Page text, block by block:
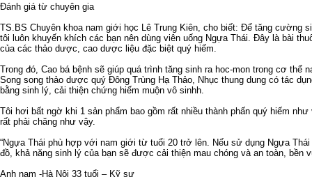
Đánh giá từ chuyên gia
TS.BS Chuyên khoa nam giới học Lê Trung Kiên, cho biết: Để tăng cường
tôi luôn khuyến khích các bạn nên dùng viên uống Ngựa Thái. Đây là bài
của các thảo dược, cao dược liệu đặc biệt quý hiếm.
Trong đó, Cao bá bệnh sẽ giúp quá trình tăng sinh ra hoc-mon trong cơ thể
Song song thảo dược quý Đông Trùng Hạ Thảo, Nhục thung dung có tác
bằng sinh lý, cải thiện chứng hiếm muộn vô sinhh.
Tôi hơi bất ngờ khi 1 sản phẩm bao gồm rất nhiều thành phấn quý hiếm
rất phải chăng như vậy.
“Ngựa Thái phù hợp với nam giới từ tuổi 20 trở lên. Nếu sử dụng Ngựa
đồ, khả năng sinh lý của bạn sẽ được cải thiện mau chóng và an toàn, bền
Anh nam -Hà Nội 33 tuổi – Kỹ sư